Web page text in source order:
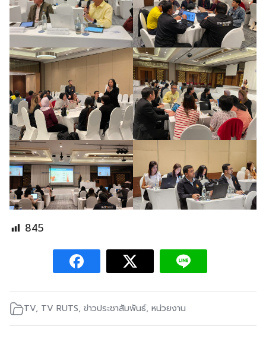
845
TV, TV RUTS, ข่าวประชาสัมพันธ์, หน่วยงาน